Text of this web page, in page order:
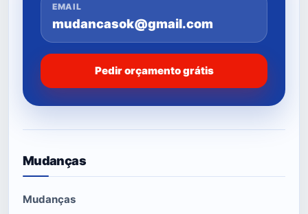
EMAIL
mudancasok@gmail.com
Pedir orçamento grátis
Mudanças
Mudanças